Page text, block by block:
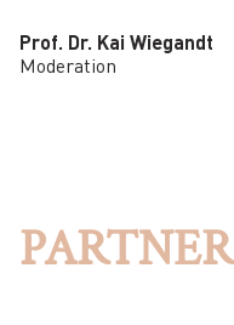
Prof. Dr. Kai Wiegandt
Moderation
PARTNER